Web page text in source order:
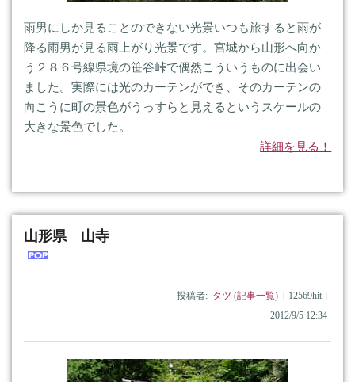
雨男にしか見ることのできない光景いつも旅すると雨が
降る雨男が見る雨上がり光景です。宮城から山形へ向か
う２８６号線県境の笹谷峠で偶然こういうものに出会い
ました。実際には光のカーテンができ、そのカーテンの
向こうに町の景色がうっすらと見えるというスケールの
大きな景色でした。
詳細を見る！
山形県 山寺
投稿者: タツ (記事一覧) [ 12569hit ]
2012/9/5 12:34